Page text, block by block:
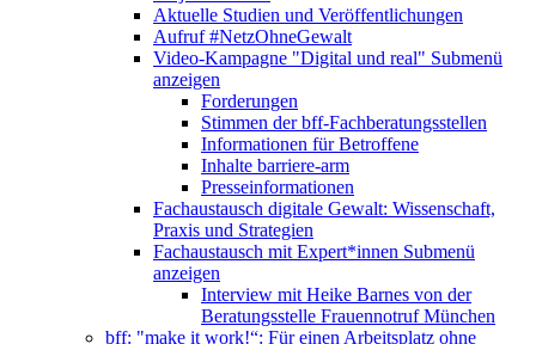
Aktuelle Studien und Veröffentlichungen
Aufruf #NetzOhneGewalt
Video-Kampagne "Digital und real" Submenü
anzeigen
Forderungen
Stimmen der bff-Fachberatungsstellen
Informationen für Betroffene
Inhalte barriere-arm
Presseinformationen
Fachaustausch digitale Gewalt: Wissenschaft,
Praxis und Strategien
Fachaustausch mit Expert*innen Submenü
anzeigen
Interview mit Heike Barnes von der
Beratungsstelle Frauennotruf München
bff: "make it work!“: Für einen Arbeitsplatz ohne